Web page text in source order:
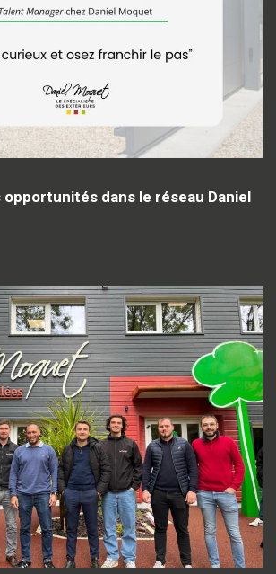
opportunités dans le réseau Daniel